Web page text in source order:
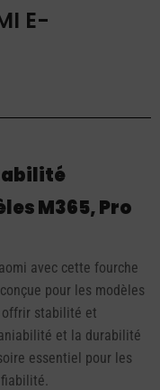
E-
M365, Pro
avec cette fourche
pour les modèles
offrir stabilité et
et la durabilité
essentiel pour les